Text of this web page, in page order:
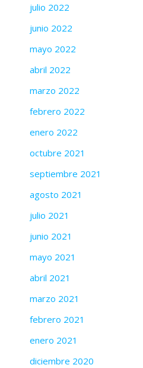
julio 2022
junio 2022
mayo 2022
abril 2022
marzo 2022
febrero 2022
enero 2022
octubre 2021
septiembre 2021
agosto 2021
julio 2021
junio 2021
mayo 2021
abril 2021
marzo 2021
febrero 2021
enero 2021
diciembre 2020